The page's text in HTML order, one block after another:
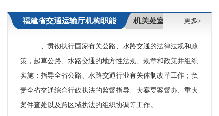
更多>
福建省交通运输厅机构职能 机关处室 直属单位
一、贯彻执行国家有关公路、水路交通的法律法规和政
策，起草公路、水路交通的地方性法规、规章和政策并组织
实施；指导全省公路、水路交通行业有关体制改革工作；负
责全省交通综合行政执法的监督指导、大案要案督办、重大
案件查处以及跨区域执法的组织协调等工作。